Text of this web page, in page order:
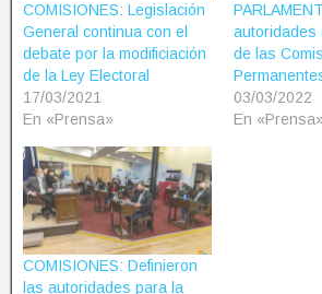
COMISIONES: Legislación
General continua con el
debate por la modificiación
de la Ley Electoral
17/03/2021
En «Prensa»
autoridades
de las
03/03/2022
En
COMISIONES: Definieron
las autoridades para la